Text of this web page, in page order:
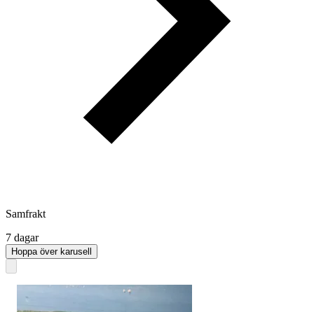
Samfrakt
7 dagar
Hoppa över karusell